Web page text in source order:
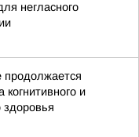
негласного
когнитивного и
здоровья